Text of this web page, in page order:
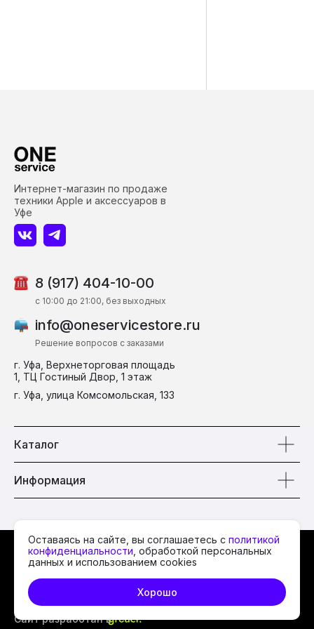
Оставаясь на сайте, вы соглашаетесь с политикой
конфиденциальности , обработкой персональных
данных и использованием cookies
Хорошо
8 (917) 404-10-00
г. Уфа, Верхнеторговая площадь
1, ТЦ Гостиный Двор, 1 этаж
г. Уфа, улица Комсомольская, 133
info@oneservicestore.ru
c 10:00 до 21:00, без выходных
Решение вопросов с заказами
Интернет-магазин по продаже
техники Apple и аксессуаров в
Уфе
Каталог
Информация
© 2026 One Service
Сайт разработан в
Политика
конфиденциальности